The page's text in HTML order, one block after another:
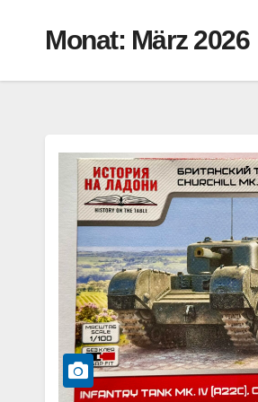
Monat: März 2026